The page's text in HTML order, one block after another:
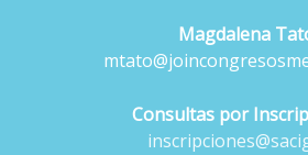
Magdalena
Consultas por